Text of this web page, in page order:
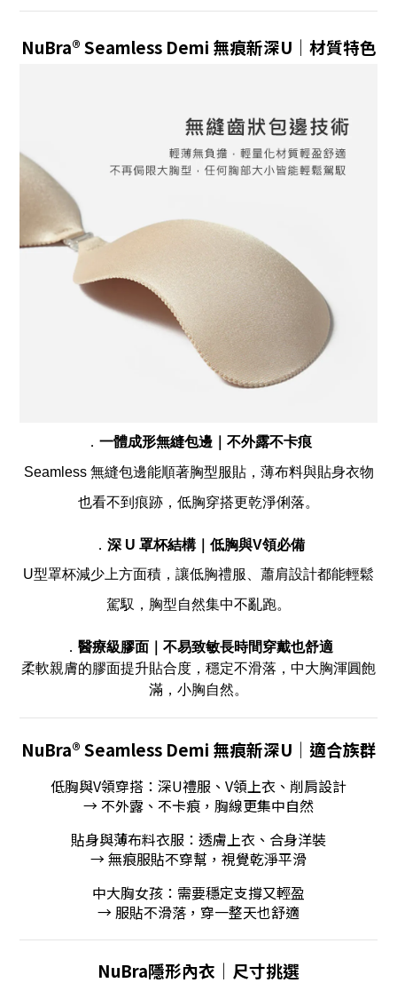
NuBra® Seamless Demi 無痕新深U ｜材質特色
． 一體成形無縫包邊｜不外露不卡痕
Seamless 無縫包邊能順著胸型服貼，薄布料與貼身衣物
也看不到痕跡，低胸穿搭更乾淨俐落。
． 深 U 罩杯結構｜低胸與V領必備
U型罩杯減少上方面積，讓低胸禮服、蕭肩設計都能輕鬆
駕馭，胸型自然集中不亂跑。
． 醫療級膠面｜不易致敏長時間穿戴也舒適
柔軟親膚的膠面提升貼合度，穩定不滑落，中大胸渾圓飽
滿，小胸自然。
NuBra® Seamless Demi 無痕新深U ｜適合族群
低胸與V領穿搭：深U禮服、V領上衣、削肩設計
→ 不外露、不卡痕，胸線更集中自然
貼身與薄布料衣服：透膚上衣、合身洋裝
→ 無痕服貼不穿幫，視覺乾淨平滑
中大胸女孩：需要穩定支撐又輕盈
→ 服貼不滑落，穿一整天也舒適
NuBra隱形內衣｜尺寸挑選